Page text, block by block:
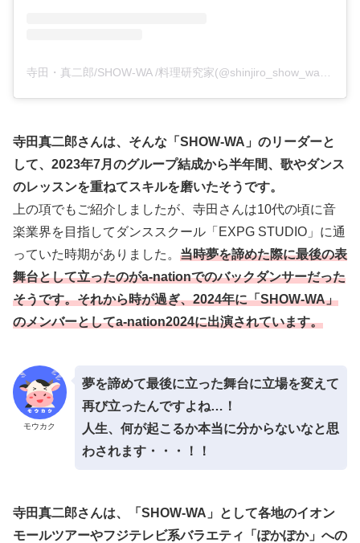
寺田・真二郎/SHOW-WA /料理研究家(@shinjiro_show_wa)がシェアした投稿
寺田真二郎さんは、そんな「SHOW-WA」のリーダーと
して、2023年7月のグループ結成から半年間、歌やダンス
のレッスンを重ねてスキルを磨いたそうです。
上の項でもご紹介しましたが、寺田さんは10代の頃に音
楽業界を目指してダンススクール「EXPG STUDIO」に通
っていた時期がありました。 当時夢を諦めた際に最後の表
舞台として立ったのがa-nationでのバックダンサーだった
そうです。それから時が過ぎ、2024年に「SHOW-WA」
のメンバーとしてa-nation2024に出演されています。
モウカク
夢を諦めて最後に立った舞台に立場を変えて
再び立ったんですよね…！
人生、何が起こるか本当に分からないなと思
わされます・・・！！
寺田真二郎さんは、「SHOW-WA」として各地のイオン
モールツアーやフジテレビ系バラエティ「ぽかぽか」への